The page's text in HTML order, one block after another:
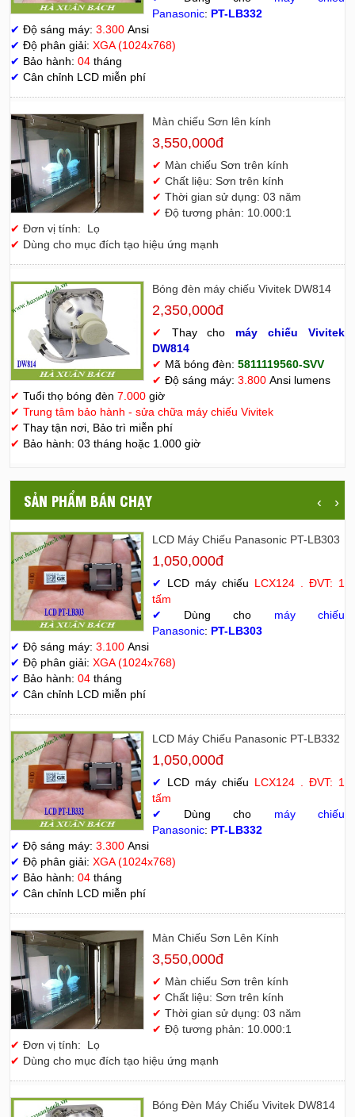
Panasonic: PT-LB332
✔ Độ sáng máy: 3.300 Ansi
✔ Độ phân giải: XGA (1024x768)
✔ Bảo hành: 04 tháng
✔ Cân chỉnh LCD miễn phí
Màn chiếu Sơn lên kính
3,550,000đ
✔ Màn chiếu Sơn trên kính
✔ Chất liệu: Sơn trên kính
✔ Thời gian sử dụng: 03 năm
✔ Độ tương phản: 10.000:1
✔ Đơn vị tính: Lọ
✔ Dùng cho mục đích tạo hiệu ứng mạnh
Bóng đèn máy chiếu Vivitek DW814
2,350,000đ
✔ Thay cho máy chiếu Vivitek
DW814
✔ Mã bóng đèn: 5811119560-SVV
✔ Độ sáng máy: 3.800Ansi lumens
✔ Tuổi thọ bóng đèn 7.000 giờ
✔ Trung tâm bảo hành - sửa chữa máy chiếu Vivitek
✔ Thay tận nơi, Bảo trì miễn phí
✔ Bảo hành: 03 tháng hoặc 1.000 giờ
SẢN PHẨM BÁN CHẠY ‹ ›
LCD Máy Chiếu Panasonic PT-LB303
1,050,000đ
✔ LCD máy chiếu LCX124 . ĐVT: 1
tấm
✔
Dùng cho máy chiếu
Panasonic: PT-LB303
✔ Độ sáng máy: 3.100 Ansi
✔ Độ phân giải: XGA (1024x768)
✔ Bảo hành: 04 tháng
✔ Cân chỉnh LCD miễn phí
LCD Máy Chiếu Panasonic PT-LB332
1,050,000đ
✔ LCD máy chiếu LCX124 . ĐVT: 1
tấm
✔
Dùng cho máy chiếu
Panasonic: PT-LB332
✔ Độ sáng máy: 3.300 Ansi
✔ Độ phân giải: XGA (1024x768)
✔ Bảo hành: 04 tháng
✔ Cân chỉnh LCD miễn phí
Màn Chiếu Sơn Lên Kính
3,550,000đ
✔ Màn chiếu Sơn trên kính
✔ Chất liệu: Sơn trên kính
✔ Thời gian sử dụng: 03 năm
✔ Độ tương phản: 10.000:1
✔ Đơn vị tính: Lọ
✔ Dùng cho mục đích tạo hiệu ứng mạnh
Bóng Đèn Máy Chiếu Vivitek DW814